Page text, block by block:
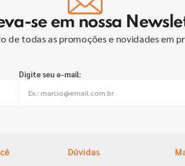
se em nossa
de todas as promoções e novidades em
Digite seu e-mail:
Dúvidas